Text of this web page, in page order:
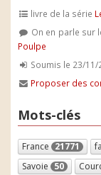
livre de la série
On en parle sur
Poulpe
Soumis le 23/
Proposer des
Mots-clés
France 21771
Savoie 50